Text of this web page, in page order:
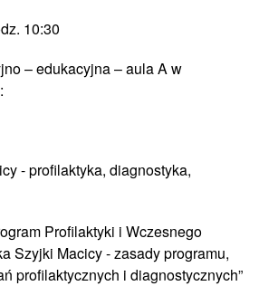
10:30
– edukacyjna – aula A w
- profilaktyka, diagnostyka,
Profilaktyki i Wczesnego
Szyjki Macicy - zasady programu,
profilaktycznych i diagnostycznych”